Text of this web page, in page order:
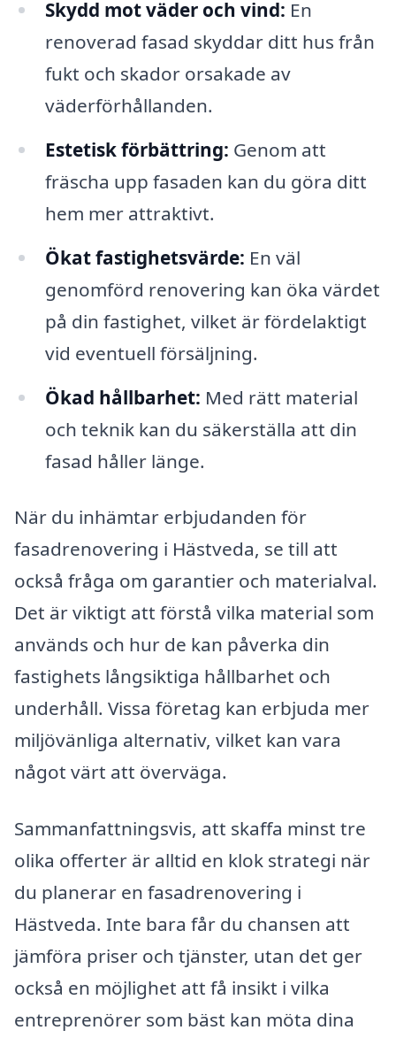
Skydd mot väder och vind: En
renoverad fasad skyddar ditt hus från
fukt och skador orsakade av
väderförhållanden.
Estetisk förbättring: Genom att
fräscha upp fasaden kan du göra ditt
hem mer attraktivt.
Ökat fastighetsvärde: En väl
genomförd renovering kan öka värdet
på din fastighet, vilket är fördelaktigt
vid eventuell försäljning.
Ökad hållbarhet: Med rätt material
och teknik kan du säkerställa att din
fasad håller länge.
När du inhämtar erbjudanden för
fasadrenovering i Hästveda, se till att
också fråga om garantier och materialval.
Det är viktigt att förstå vilka material som
används och hur de kan påverka din
fastighets långsiktiga hållbarhet och
underhåll. Vissa företag kan erbjuda mer
miljövänliga alternativ, vilket kan vara
något värt att överväga.
Sammanfattningsvis, att skaffa minst tre
olika offerter är alltid en klok strategi när
du planerar en fasadrenovering i
Hästveda. Inte bara får du chansen att
jämföra priser och tjänster, utan det ger
också en möjlighet att få insikt i vilka
entreprenörer som bäst kan möta dina